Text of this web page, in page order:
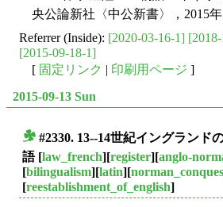
央公論新社〈中公新書〉，2015年
Referrer (Inside): [2020-03-16-1]
[2015-09-18-1]
[ 固定リンク | 印刷用ページ ]
2015-09-13 Sun
#2330. 13--14世紀イングランド
語[law_french][register][anglo-
[bilingualism][latin][
[reestablishment_of_english]